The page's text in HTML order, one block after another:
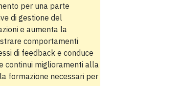
per una parte
di gestione del
e aumenta la
comportamenti
di feedback e conduce
continui miglioramenti alla
formazione necessari per